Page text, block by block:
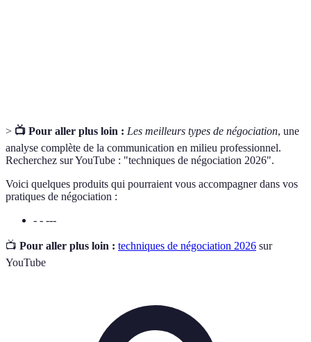
> 📺 Pour aller plus loin : Les meilleurs types de négociation, une
analyse complète de la communication en milieu professionnel.
Recherchez sur YouTube : "techniques de négociation 2026".
Voici quelques produits qui pourraient vous accompagner dans vos
pratiques de négociation :
- - ---
📺 Pour aller plus loin : techniques de négociation 2026 sur
YouTube